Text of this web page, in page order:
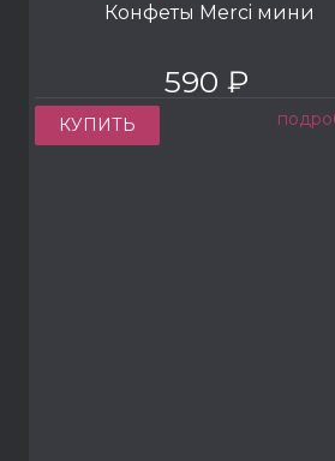
Конфеты Merci мини
590 ₽
КУПИТЬ